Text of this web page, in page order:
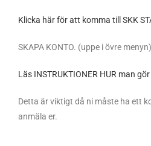
Klicka här för att komma till SKK
SKAPA KONTO. (uppe i övre menyn)
Läs INSTRUKTIONER HUR man gör
Detta är viktigt då ni måste ha ett
anmäla er.